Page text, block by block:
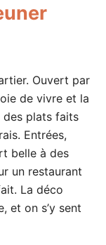
Ouvert par
de vivre et la
des plats faits
Entrées,
belle à des
un restaurant
La déco
et on s’y sent